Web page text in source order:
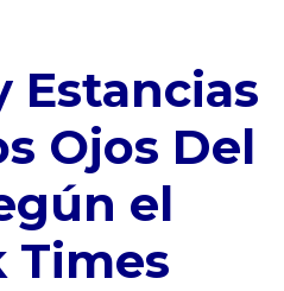
Estancias
Ojos Del
el
Times